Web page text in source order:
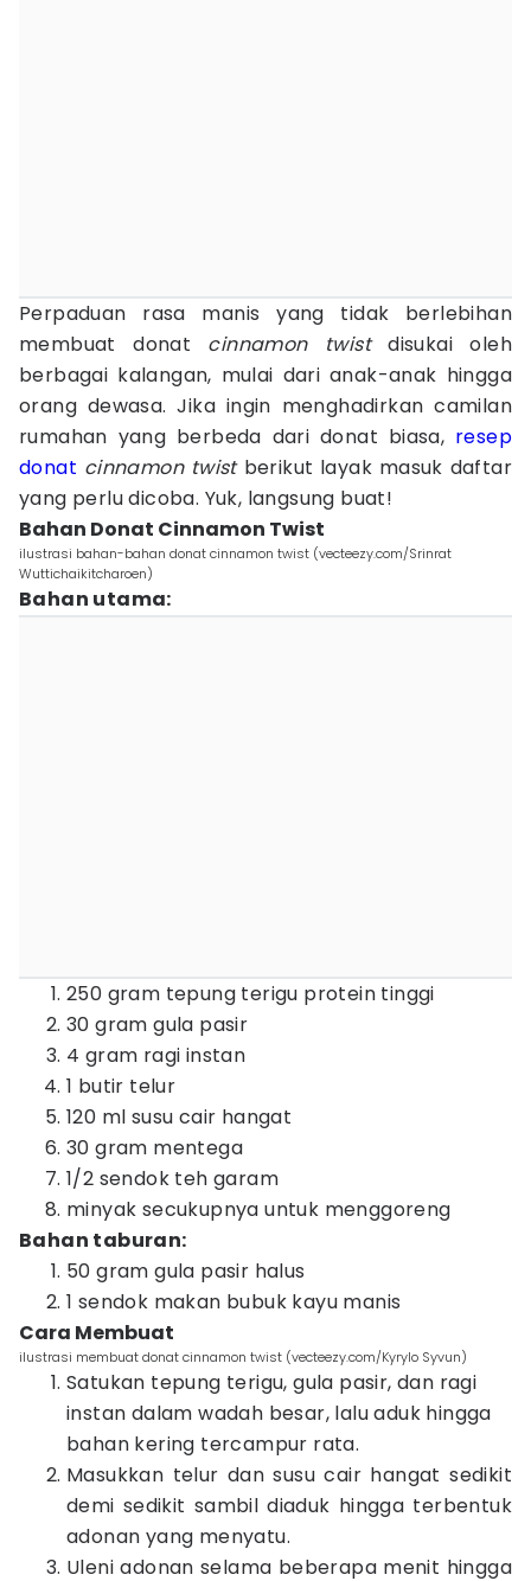
Perpaduan rasa manis yang tidak berlebihan
membuat donat cinnamon twistdisukai oleh
berbagai kalangan, mulai dari anak-anak hingga
orang dewasa. Jika ingin menghadirkan camilan
rumahan yang berbeda dari donat biasa, resep
donat cinnamon twist berikut layak masuk daftar
yang perlu dicoba. Yuk, langsung buat!
Bahan Donat Cinnamon Twist
ilustrasi bahan-bahan donat cinnamon twist (vecteezy.com/Srinrat
Wuttichaikitcharoen)
Bahan utama:
250 gram tepung terigu protein tinggi
30 gram gula pasir
4 gram ragi instan
1 butir telur
120 ml susu cair hangat
30 gram mentega
1/2 sendok teh garam
minyak secukupnya untuk menggoreng
Bahan taburan:
50 gram gula pasir halus
1 sendok makan bubuk kayu manis
Cara Membuat
ilustrasi membuat donat cinnamon twist (vecteezy.com/Kyrylo Syvun)
Satukan tepung terigu, gula pasir, dan ragi
instan dalam wadah besar, lalu aduk hingga
bahan kering tercampur rata.
Masukkan telur dan susu cair hangat sedikit
demi sedikit sambil diaduk hingga terbentuk
adonan yang menyatu.
Uleni adonan selama beberapa menit hingga